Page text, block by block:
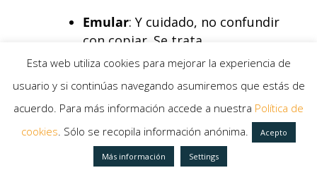
Emular: Y cuidado, no confundir
con copiar. Se trata
simplemente dever qué es lo
problemas más demandados
que las personas comparten y
comentan. Es muy importante
tener a esos referentes que ya
hablan de esos temas y no
Esta web utiliza cookies para mejorar la experiencia de
usuario y si continúas navegando asumiremos que estás de
acuerdo. Para más información accede a nuestra Política de
cookies. Sólo se recopila información anónima. Acepto
Más información Settings